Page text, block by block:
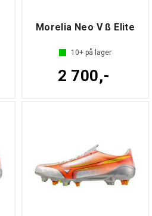
Morelia Neo V ß Elite
10+ på lager
2 700,-